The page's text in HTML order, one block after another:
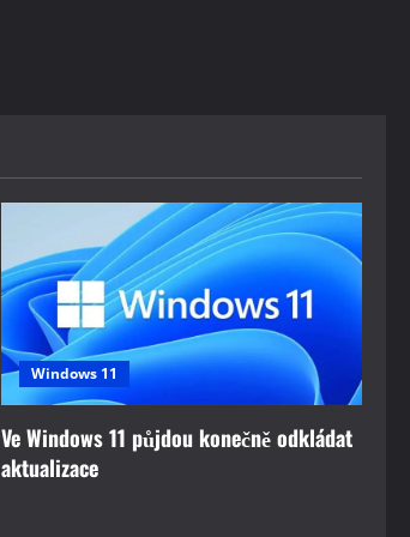
Windows 11
Ve Windows 11 půjdou konečně odkládat
aktualizace